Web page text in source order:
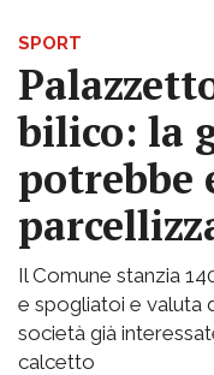
SPORT
bilico: la
potrebbe
Il Comune stanzia
e spogliatoi e valuta
società già
calcetto